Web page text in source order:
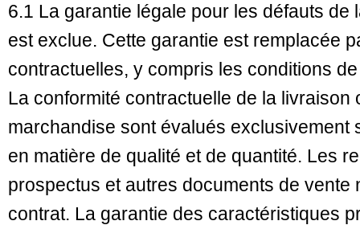
6.1 La garantie légale pour les défauts
est exclue. Cette garantie est remplacée
contractuelles, y compris les conditions
La conformité contractuelle de la livraison
marchandise sont évalués
en matière de qualité et de quantité. Les
prospectus et autres documents de vente
contrat. La garantie des caractéristiques